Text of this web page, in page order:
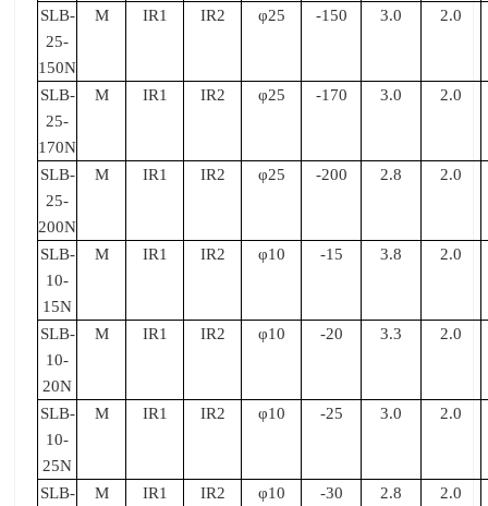
SLB-
25-
150N
M IR1 IR2 φ25 -150 3.0 2.0
SLB-
25-
170N
M IR1 IR2 φ25 -170 3.0 2.0
SLB-
25-
200N
M IR1 IR2 φ25 -200 2.8 2.0
SLB-
10-
15N
M IR1 IR2 φ10 -15 3.8 2.0
SLB-
10-
20N
M IR1 IR2 φ10 -20 3.3 2.0
SLB-
10-
25N
M IR1 IR2 φ10 -25 3.0 2.0
SLB-
M IR1 IR2 φ10 -30 2.8 2.0